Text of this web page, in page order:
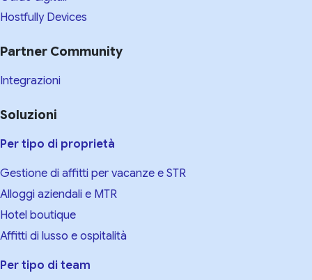
Hostfully Devices
Partner Community
Integrazioni
Soluzioni
Per tipo di proprietà
Gestione di affitti per vacanze e STR
Alloggi aziendali e MTR
Hotel boutique
Affitti di lusso e ospitalità
Per tipo di team